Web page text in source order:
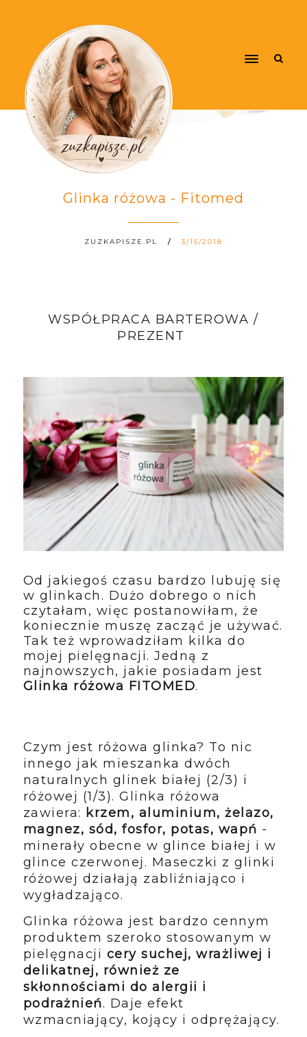
Glinka różowa - Fitomed
ZUZKAPISZE.PL 3/15/2018
WSPÓŁPRACA BARTEROWA /
PREZENT
Od jakiegoś czasu bardzo lubuję się
w glinkach. Dużo dobrego o nich
czytałam, więc postanowiłam, że
koniecznie muszę zacząć je używać.
Tak też wprowadziłam kilka do
mojej pielęgnacji. Jedną z
najnowszych, jakie posiadam jest
Glinka różowa FITOMED.
Czym jest różowa glinka? To nic
innego jak mieszanka dwóch
naturalnych glinek białej (2/3) i
różowej (1/3). Glinka różowa
zawiera: krzem, aluminium, żelazo,
magnez, sód, fosfor, potas, wapń -
minerały obecne w glince białej i w
glince czerwonej. Maseczki z glinki
różowej działają zabliźniająco i
wygładzająco.
Glinka różowa jest bardzo cennym
produktem szeroko stosowanym w
pielęgnacji cery suchej, wrażliwej i
delikatnej, również ze
skłonnościami do alergii i
podrażnień. Daje efekt
wzmacniający, kojący i odprężający.